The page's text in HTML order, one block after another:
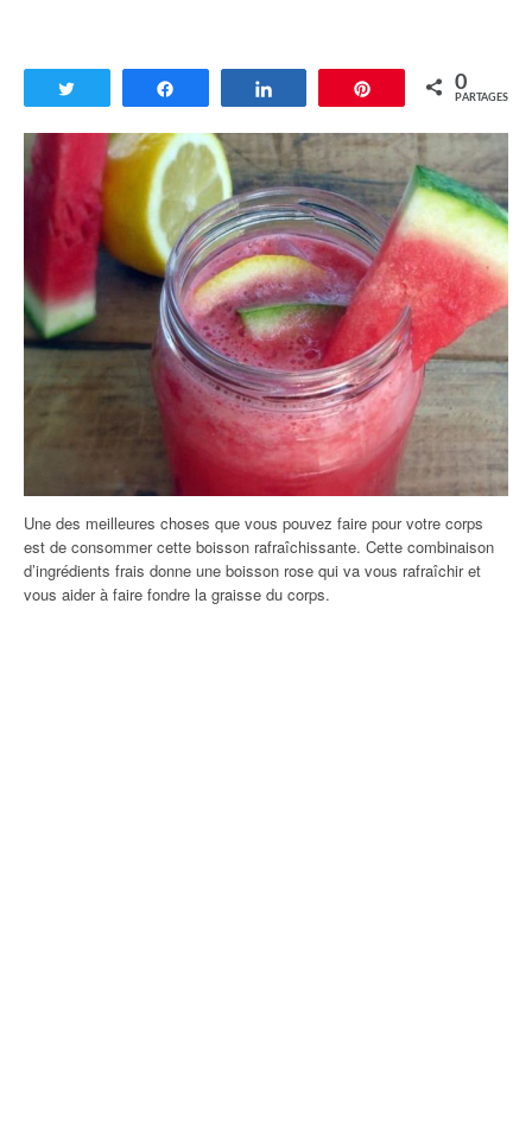
Enregistrer
0
PARTAGES
Une des meilleures choses que vous pouvez faire pour votre corps
est de consommer cette boisson rafraîchissante. Cette combinaison
d’ingrédients frais donne une boisson rose qui va vous rafraîchir et
vous aider à faire fondre la graisse du corps.